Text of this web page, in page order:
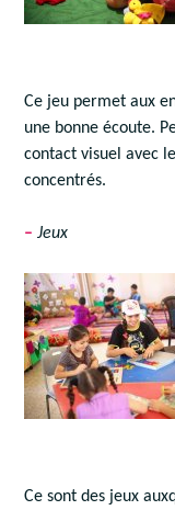
Ce jeu permet aux
une bonne écoute.
contact visuel avec
concentrés.
– Jeux
Ce sont des jeux